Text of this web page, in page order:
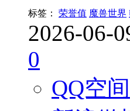
标签： 荣誉值 魔兽世界
2026-06-
0
QQ空间